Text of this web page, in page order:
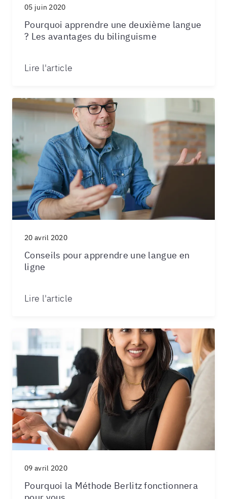
05 juin 2020
Pourquoi apprendre une deuxième langue
? Les avantages du bilinguisme
Lire l'article
20 avril 2020
Conseils pour apprendre une langue en
ligne
Lire l'article
09 avril 2020
Pourquoi la Méthode Berlitz fonctionnera